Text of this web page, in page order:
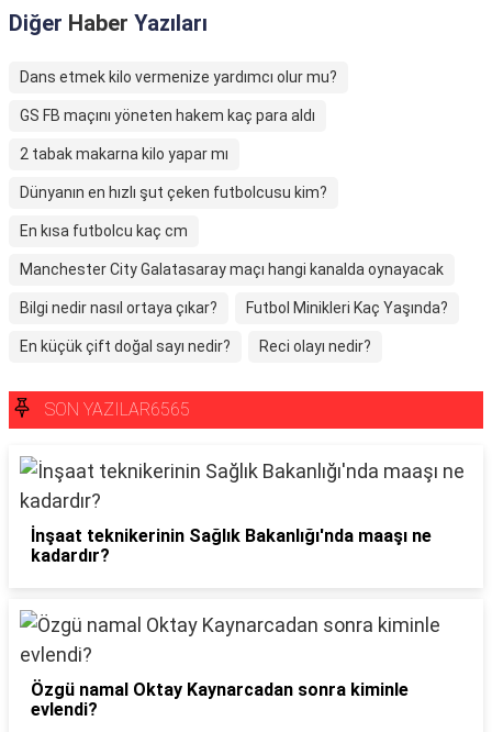
Diğer Haber Yazıları
Dans etmek kilo vermenize yardımcı olur mu?
GS FB maçını yöneten hakem kaç para aldı
2 tabak makarna kilo yapar mı
Dünyanın en hızlı şut çeken futbolcusu kim?
En kısa futbolcu kaç cm
Manchester City Galatasaray maçı hangi kanalda oynayacak
Bilgi nedir nasıl ortaya çıkar? Futbol Minikleri Kaç Yaşında?
En küçük çift doğal sayı nedir? Reci olayı nedir?
SON YAZILAR6565
İnşaat teknikerinin Sağlık Bakanlığı'nda maaşı ne
kadardır?
Özgü namal Oktay Kaynarcadan sonra kiminle
evlendi?